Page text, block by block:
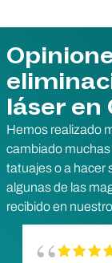
láser
Hemos realizado
cambiado muchas
tatuajes o a hacer
algunas de las
recibido en